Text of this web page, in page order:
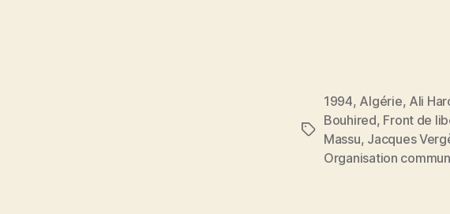
Étiquettes
1994, Algérie, Ali
Bouhired, Front de
Massu, Jacques
Organisation